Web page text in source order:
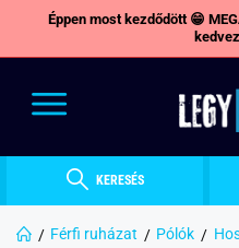
Éppen most kezdődött 😁
KERESÉS
Férfi ruházat Pólók